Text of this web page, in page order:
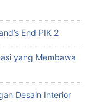
End PIK 2
yang Membawa
Desain Interior